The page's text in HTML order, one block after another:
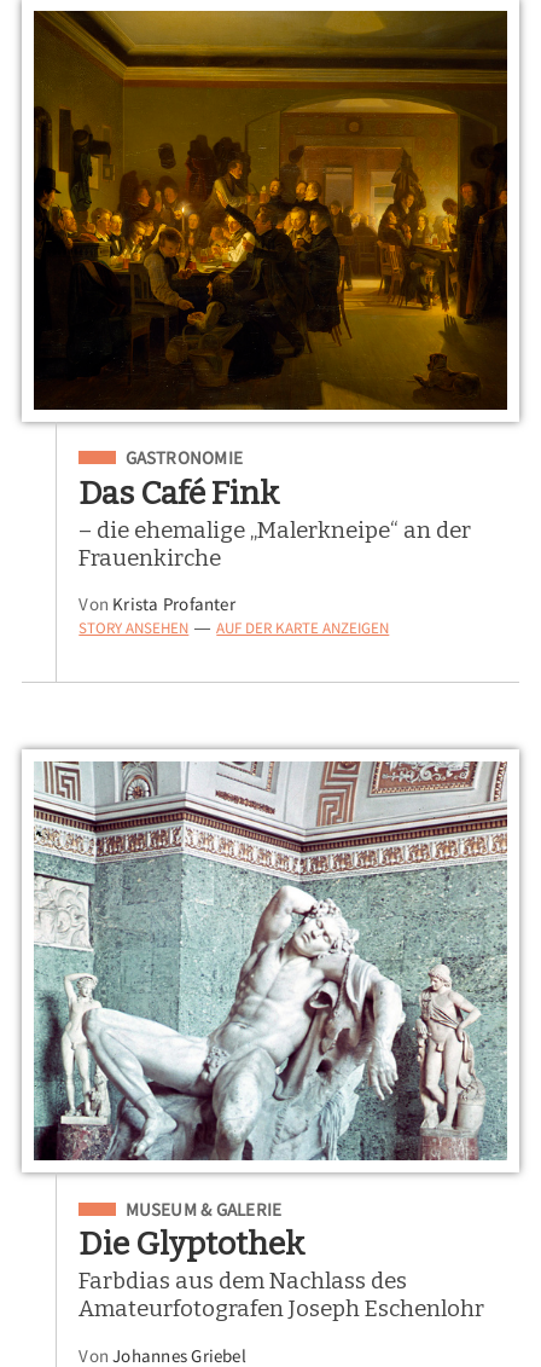
Eingeordnet unter
GASTRONOMIE
Das Café Fink
– die ehemalige „Malerkneipe“ an der
Frauenkirche
Von Krista Profanter
STORY ANSEHEN — AUF DER KARTE ANZEIGEN
Eingeordnet unter
MUSEUM & GALERIE
Die Glyptothek
Farbdias aus dem Nachlass des
Amateurfotografen Joseph Eschenlohr
VonJohannes Griebel